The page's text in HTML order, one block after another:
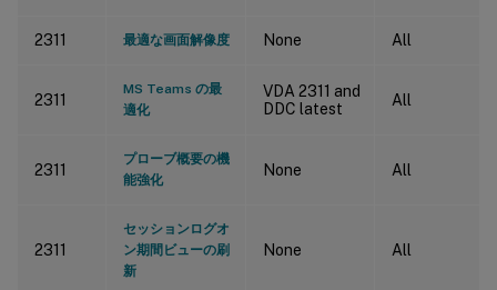
2311 最適な画面解像度 None All
2311
MS Teams の最
適化
VDA 2311 and
DDC latest
All
2311
プローブ概要の機
能強化
None All
2311
セッションログオ
ン期間ビューの刷
新
None All